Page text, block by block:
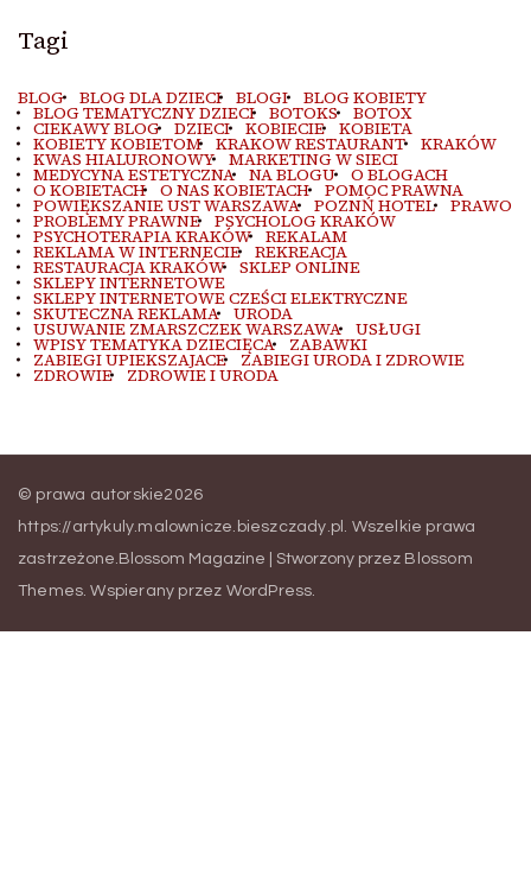
Tagi
BLOG BLOG DLA DZIECI BLOGI BLOG KOBIETY
BLOG TEMATYCZNY DZIECI BOTOKS BOTOX
CIEKAWY BLOG DZIECI KOBIECIE KOBIETA
KOBIETY KOBIETOM KRAKOW RESTAURANT KRAKÓW
KWAS HIALURONOWY MARKETING W SIECI
MEDYCYNA ESTETYCZNA NA BLOGU O BLOGACH
O KOBIETACH O NAS KOBIETACH POMOC PRAWNA
POWIĘKSZANIE UST WARSZAWA POZNŃ HOTEL PRAWO
PROBLEMY PRAWNE PSYCHOLOG KRAKÓW
PSYCHOTERAPIA KRAKÓW REKALAM
REKLAMA W INTERNECIE REKREACJA
RESTAURACJA KRAKÓW SKLEP ONLINE
SKLEPY INTERNETOWE
SKLEPY INTERNETOWE CZEŚCI ELEKTRYCZNE
SKUTECZNA REKLAMA URODA
USUWANIE ZMARSZCZEK WARSZAWA USŁUGI
WPISY TEMATYKA DZIECIĘCA ZABAWKI
ZABIEGI UPIEKSZAJACE ZABIEGI URODA I ZDROWIE
ZDROWIE ZDROWIE I URODA
© prawa autorskie2026
https://artykuly.malownicze.bieszczady.pl
. Wszelkie prawa
zastrzeżone. Blossom Magazine | Stworzony przez Blossom
Themes Wspierany przez WordPress